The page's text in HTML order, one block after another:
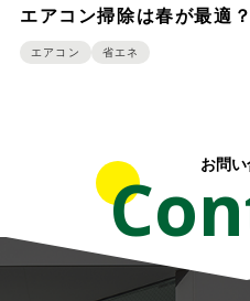
エアコン掃除は春が最適
は早めに動こう！
エアコン 省エネ
お問